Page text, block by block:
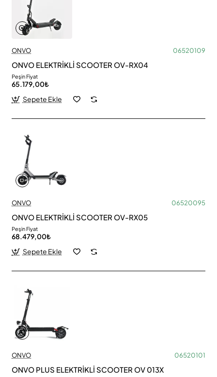
ONVO 06520109
ONVO ELEKTRİKLİ SCOOTER OV-RX04
Peşin Fiyat
65.179,00₺
Sepete Ekle
ONVO 06520095
ONVO ELEKTRİKLİ SCOOTER OV-RX05
Peşin Fiyat
68.479,00₺
Sepete Ekle
ONVO 06520101
ONVO PLUS ELEKTRİKLİ SCOOTER OV 013X